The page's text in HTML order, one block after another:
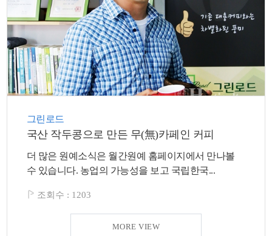
그린로드
국산 작두콩으로 만든 무(無)카페인 커피
더 많은 원예소식은 월간원예 홈페이지에서 만나볼
수 있습니다. 농업의 가능성을 보고 국립한국...
조회수 : 1203
MORE VIEW